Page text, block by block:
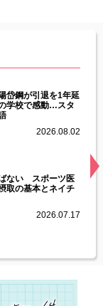
岱鋼が引退を1年延
学校で感動…スタ
2026.08.02
ばない スポーツ医
取の基本とネイチ
2026.07.17